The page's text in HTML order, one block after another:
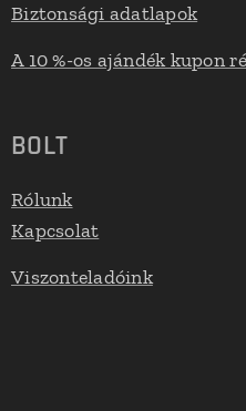
Biztonsági adatlapok
A 10 %-os ajándék kupon
BOLT
Rólunk
Kapcsolat
Viszonteladóink